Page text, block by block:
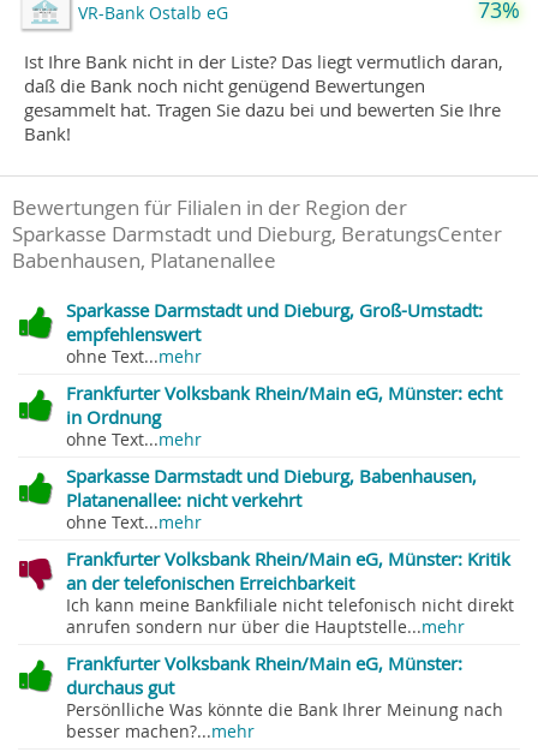
VR-Bank Ostalb eG 73%
Ist Ihre Bank nicht in der Liste? Das liegt vermutlich daran,
daß die Bank noch nicht genügend Bewertungen
gesammelt hat. Tragen Sie dazu bei und bewerten Sie Ihre
Bank!
Bewertungen für Filialen in der Region der
Sparkasse Darmstadt und Dieburg, BeratungsCenter
Babenhausen, Platanenallee
Sparkasse Darmstadt und Dieburg, Groß-Umstadt:
empfehlenswert
ohne Text...mehr
Frankfurter Volksbank Rhein/Main eG, Münster: echt
in Ordnung
ohne Text...mehr
Sparkasse Darmstadt und Dieburg, Babenhausen,
Platanenallee: nicht verkehrt
ohne Text...mehr
Frankfurter Volksbank Rhein/Main eG, Münster: Kritik
an der telefonischen Erreichbarkeit
Ich kann meine Bankfiliale nicht telefonisch nicht direkt
anrufen sondern nur über die Hauptstelle...mehr
Frankfurter Volksbank Rhein/Main eG, Münster:
durchaus gut
Persönlliche Was könnte die Bank Ihrer Meinung nach
besser machen?...mehr